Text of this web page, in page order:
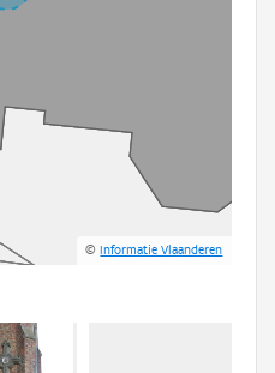
©Informatie Vlaanderen